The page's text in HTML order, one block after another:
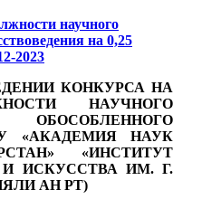
научного
на 0,25
2023
КОНКУРСА НА
НАУЧНОГО
«АКАДЕМИЯ НАУК
«ИНСТИТУТ
ИСКУССТВА ИМ. Г.
АН РТ)